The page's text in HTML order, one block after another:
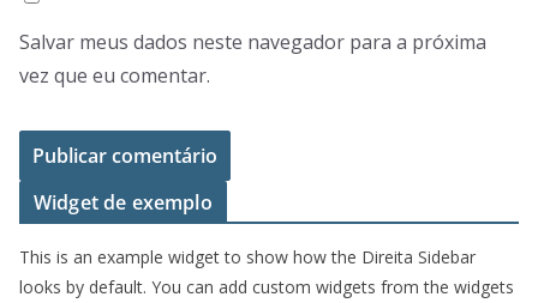
Salvar meus dados neste navegador para a próxima
vez que eu comentar.
Widget de exemplo
This is an example widget to show how the Direita Sidebar
looks by default. You can add custom widgets from the widgets